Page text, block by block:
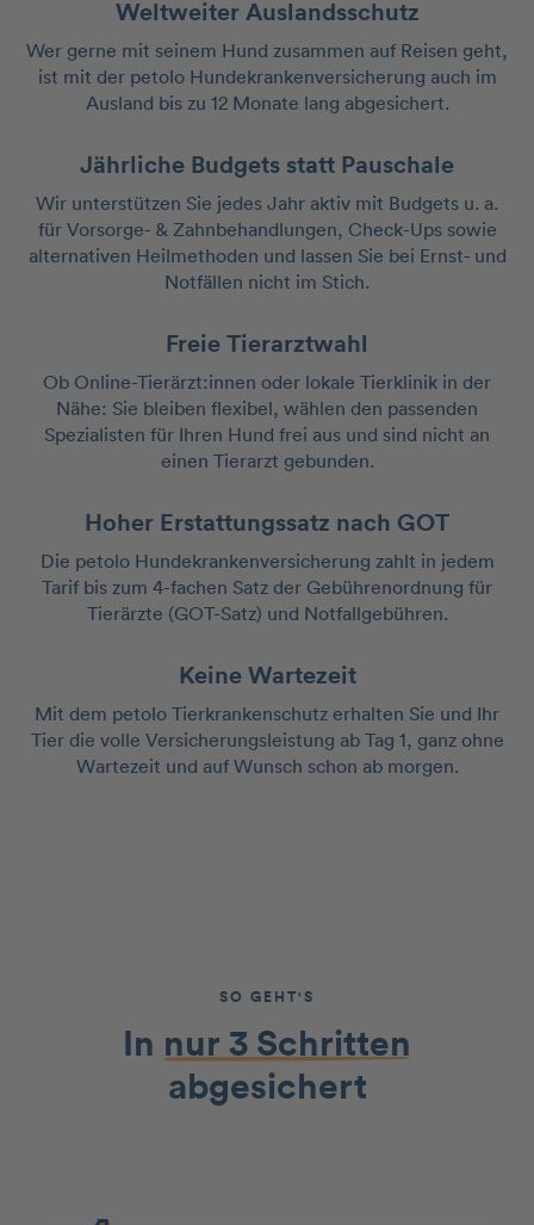
Weltweiter Auslandsschutz
Wer gerne mit seinem Hund zusammen auf Reisen geht,
ist mit der petolo Hundekrankenversicherung auch im
Ausland bis zu 12 Monate lang abgesichert.
Jährliche Budgets statt Pauschale
Wir unterstützen Sie jedes Jahr aktiv mit Budgets u. a.
für Vorsorge- & Zahnbehandlungen, Check-Ups sowie
alternativen Heilmethoden und lassen Sie bei Ernst- und
Notfällen nicht im Stich.
Freie Tierarztwahl
Ob Online-Tierärzt:innen oder lokale Tierklinik in der
Nähe: Sie bleiben flexibel, wählen den passenden
Spezialisten für Ihren Hund frei aus und sind nicht an
einen Tierarzt gebunden.
Hoher Erstattungssatz nach GOT
Die petolo Hundekrankenversicherung zahlt in jedem
Tarif bis zum 4-fachen Satz der Gebührenordnung für
Tierärzte (GOT-Satz) und Notfallgebühren.
Keine Wartezeit
Mit dem petolo Tierkrankenschutz erhalten Sie und Ihr
Tier die volle Versicherungsleistung ab Tag 1, ganz ohne
Wartezeit und auf Wunsch schon ab morgen.
SO GEHT'S
In nur 3 Schritten
abgesichert